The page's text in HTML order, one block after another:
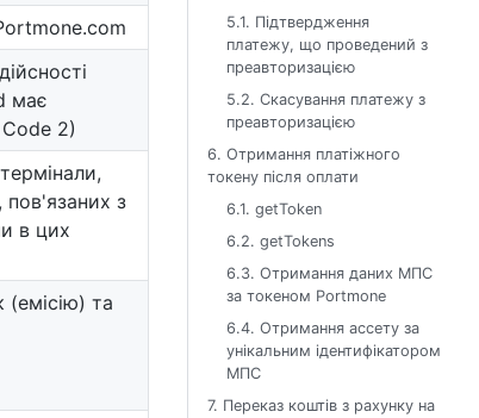
має
2)
пов'язаних з
в цих
та
5.1. Підтвердження
платежу, що проведений з
преавторизацією
5.2. Скасування платежу з
преавторизацією
6. Отримання платіжного
токену після оплати
6.1. getToken
6.2. getTokens
6.3. Отримання даних МПС
за токеном Portmone
6.4. Отримання ассету за
унікальним ідентифікатором
МПС
7. Переказ коштів з рахунку на